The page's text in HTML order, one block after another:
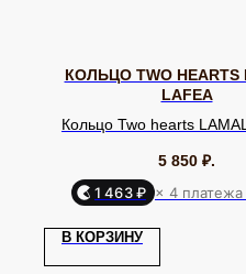
КОЛЬЦО TWO HEARTS
LAFEA
Кольцо Two hearts
5 850 ₽.
1 463 ₽ × 4 платежа
В КОРЗИНУ
ОНЛАЙН-КОНСУЛЬТАЦИЯ
Telegram